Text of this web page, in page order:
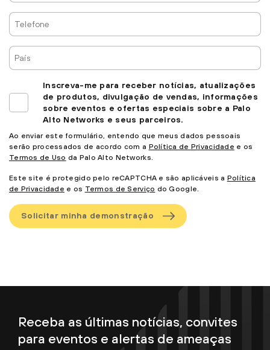
cargo
Telefone
País
Inscreva-me para receber notícias, atualizações
de produtos, divulgação de vendas, informações
sobre eventos e ofertas especiais sobre a Palo
Alto Networks e seus parceiros.
Ao enviar este formulário, entendo que meus dados pessoais
serão processados de acordo com a Política de Privacidade e os
Termos de Uso da Palo Alto Networks.
Este site é protegido pelo reCAPTCHA e são aplicáveis a Política
de Privacidade e os Termos de Serviço do Google.
Solicitar minha demonstração
Receba as últimas notícias, convites
para eventos e alertas de ameaças